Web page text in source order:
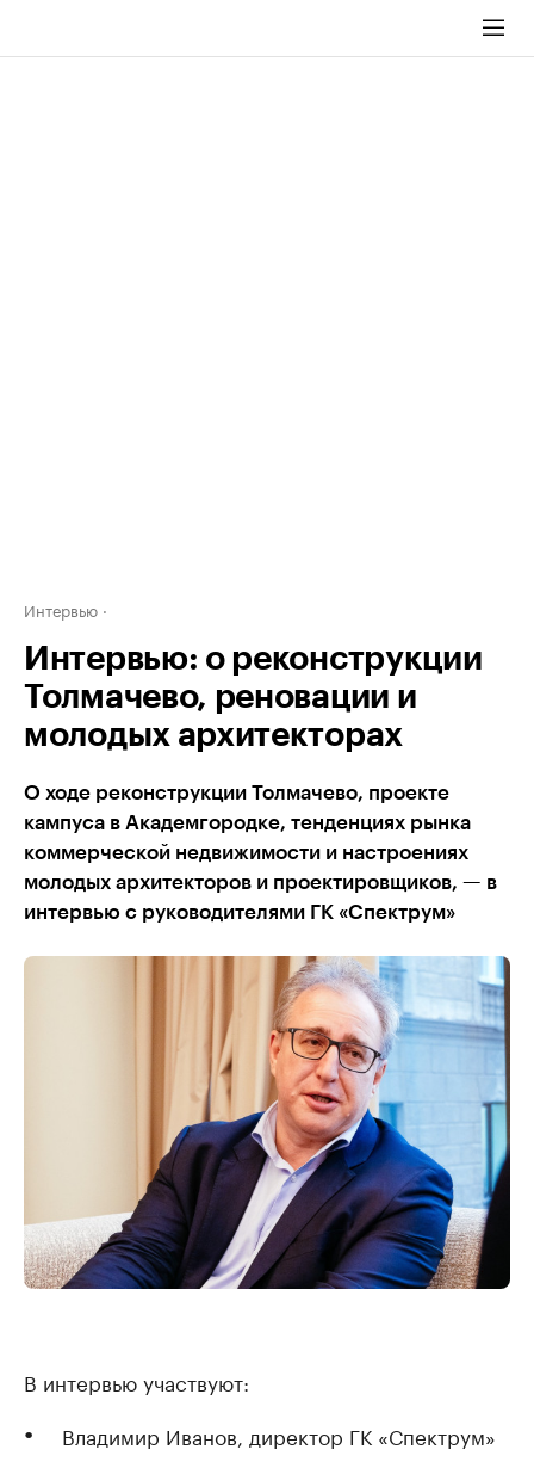
Интервью
Интервью: о реконструкции
Толмачево, реновации и
молодых архитекторах
О ходе реконструкции Толмачево, проекте
кампуса в Академгородке, тенденциях рынка
коммерческой недвижимости и настроениях
молодых архитекторов и проектировщиков, — в
интервью с руководителями ГК «Спектрум»
В интервью участвуют:
Владимир Иванов, директор ГК «Спектрум»